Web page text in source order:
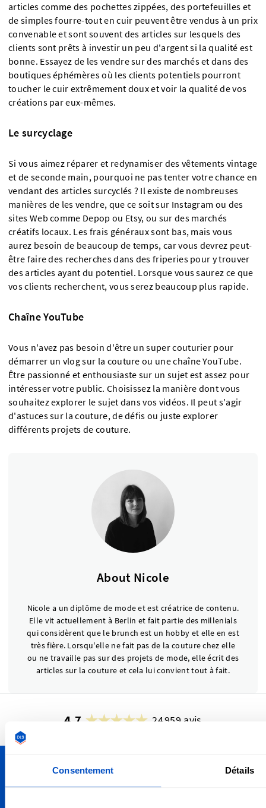
Consentement Détails
articles comme des pochettes zippées, des portefeuilles et
de simples fourre-tout en cuir peuvent être vendus à un prix
convenable et sont souvent des articles sur lesquels des
clients sont prêts à investir un peu d'argent si la qualité est
bonne. Essayez de les vendre sur des marchés et dans des
boutiques éphémères où les clients potentiels pourront
toucher le cuir extrêmement doux et voir la qualité de vos
créations par eux-mêmes.
Le surcyclage
Si vous aimez réparer et redynamiser des vêtements vintage
et de seconde main, pourquoi ne pas tenter votre chance en
vendant des articles surcyclés ? Il existe de nombreuses
manières de les vendre, que ce soit sur Instagram ou des
sites Web comme Depop ou Etsy, ou sur des marchés
créatifs locaux. Les frais généraux sont bas, mais vous
aurez besoin de beaucoup de temps, car vous devrez peut-
être faire des recherches dans des friperies pour y trouver
des articles ayant du potentiel. Lorsque vous saurez ce que
vos clients recherchent, vous serez beaucoup plus rapide.
Chaîne YouTube
Vous n'avez pas besoin d'être un super couturier pour
démarrer un vlog sur la couture ou une chaîne YouTube.
Être passionné et enthousiaste sur un sujet est assez pour
intéresser votre public. Choisissez la manière dont vous
souhaitez explorer le sujet dans vos vidéos. Il peut s'agir
d'astuces sur la couture, de défis ou juste explorer
différents projets de couture.
About Nicole
Nicole a un diplôme de mode et est créatrice de contenu.
Elle vit actuellement à Berlin et fait partie des millenials
qui considèrent que le brunch est un hobby et elle en est
très fière. Lorsqu'elle ne fait pas de la couture chez elle
ou ne travaille pas sur des projets de mode, elle écrit des
articles sur la couture et cela lui convient tout à fait.
4,7 24 959 avis